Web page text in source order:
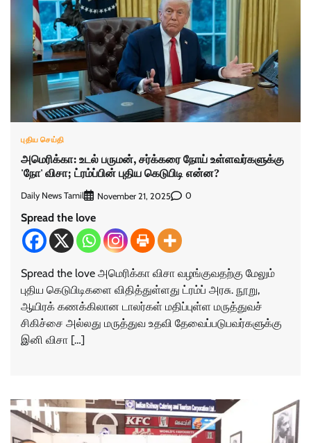
புதிய செய்தி
அமெரிக்கா: உடல் பருமன், சர்க்கரை நோய்‌ உள்ளவர்களுக்கு
'நோ' விசா; ட்ரம்ப்பின் புதிய கெடுபிடி என்ன?
Daily News Tamil November 21, 2025 0
Spread the love
Spread the love அமெரிக்கா விசா வழங்குவதற்கு மேலும்
புதிய கெடுபிடிகளை விதித்துள்ளது ட்ரம்ப் அரசு. நூறு,
ஆயிரக் கணக்கிலான டாலர்கள் மதிப்புள்ள மருத்துவச்
சிகிச்சை அல்லது மருத்துவ உதவி தேவைப்படுபவர்களுக்கு
இனி விசா […]